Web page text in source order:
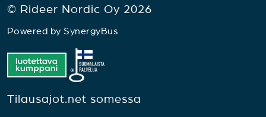
© Rideer Nordic Oy 2026
Powered by SynergyBus
Tilausajot.net somessa